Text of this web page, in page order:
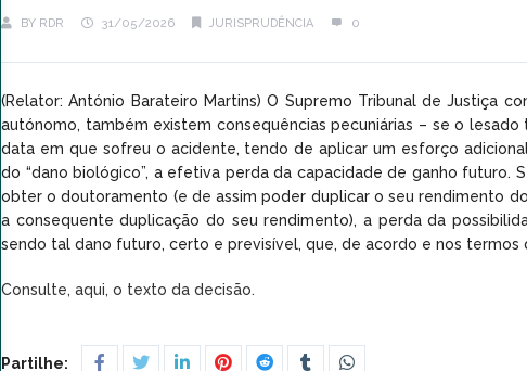
BY RDR 31/05/2026 JURISPRUDÊNCIA 0
(Relator: António Barateiro Martins) O Supremo Tribunal de Justiça
autónomo, também existem consequências pecuniárias – se o
data em que sofreu o acidente, tendo de aplicar um esforço
do “dano biológico”, a efetiva perda da capacidade de ganho
obter o doutoramento (e de assim poder duplicar o seu rendimento
a consequente duplicação do seu rendimento), a perda da
sendo tal dano futuro, certo e previsível, que, de acordo e nos termos
Consulte, aqui, o texto da decisão.
Partilhe: